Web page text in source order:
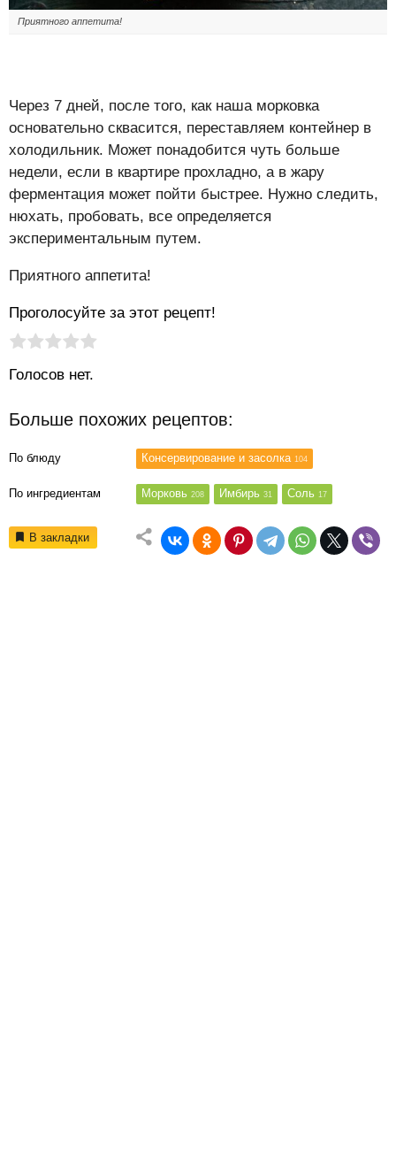
Приятного аппетита!
Через 7 дней, после того, как наша морковка
основательно сквасится, переставляем контейнер в
холодильник. Может понадобится чуть больше
недели, если в квартире прохладно, а в жару
ферментация может пойти быстрее. Нужно следить,
нюхать, пробовать, все определяется
экспериментальным путем.
Приятного аппетита!
Проголосуйте за этот рецепт!
Рейтинг статьи:
Голосов нет.
Больше похожих рецептов:
По блюду Консервирование и засолка 104
По ингредиентам Морковь 208 Имбирь 31 Соль 17
В закладки